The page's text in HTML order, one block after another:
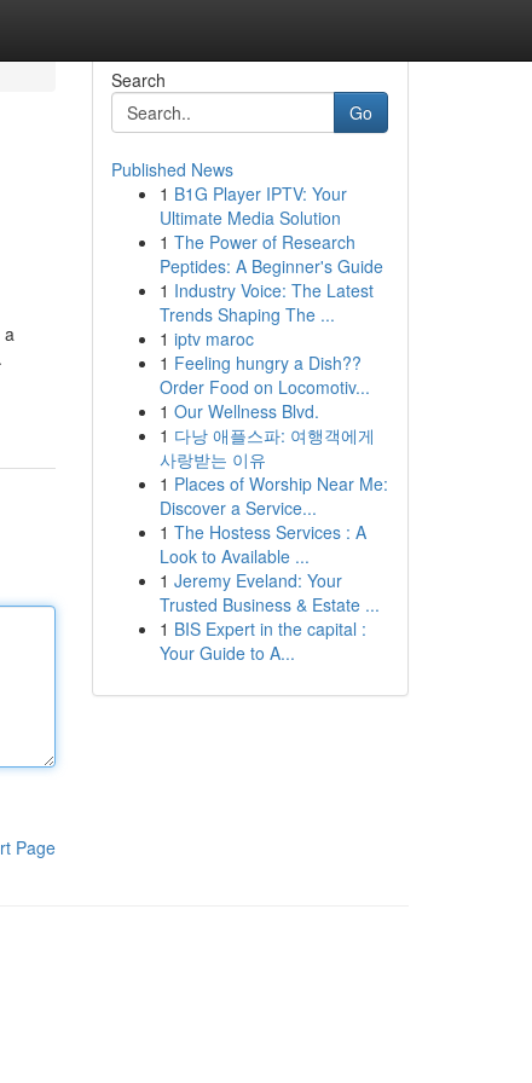
a
Page
Search
Go
Published News
1 B1G Player IPTV: Your
Ultimate Media Solution
1 The Power of Research
Peptides: A Beginner's Guide
1 Industry Voice: The Latest
Trends Shaping The ...
1 iptv maroc
1 Feeling hungry a Dish??
Order Food on Locomotiv...
1 Our Wellness Blvd.
1 다낭 애플스파: 여행객에게
사랑받는 이유
1 Places of Worship Near Me:
Discover a Service...
1 The Hostess Services : A
Look to Available ...
1 Jeremy Eveland: Your
Trusted Business & Estate ...
1 BIS Expert in the capital :
Your Guide to A...